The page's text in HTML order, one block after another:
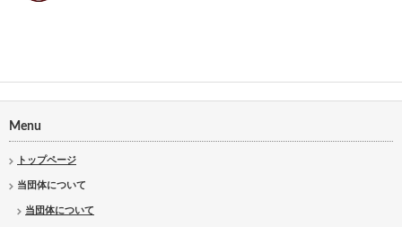
Menu
トップページ
当団体について
当団体について